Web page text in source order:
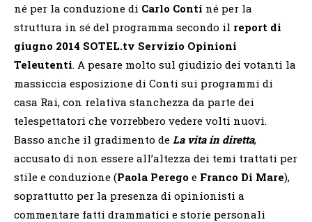
né per la conduzione di Carlo Conti né per la
struttura in sé del programma secondo il report di
giugno 2014 SOTEL.tv Servizio Opinioni
Teleutenti. A pesare molto sul giudizio dei votanti la
massiccia esposizione di Conti sui programmi di
casa Rai, con relativa stanchezza da parte dei
telespettatori che vorrebbero vedere volti nuovi.
Basso anche il gradimento de La vita in diretta,
accusato di non essere all’altezza dei temi trattati per
stile e conduzione (Paola Perego e Franco Di Mare),
soprattutto per la presenza di opinionisti a
commentare fatti drammatici e storie personali